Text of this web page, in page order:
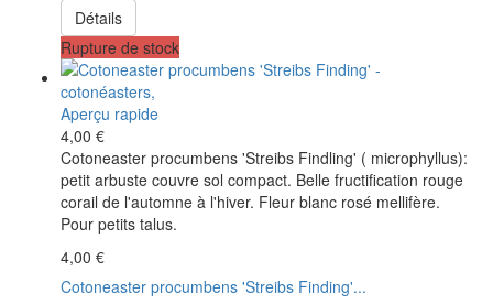
Détails
Rupture de stock
Aperçu rapide
4,00 €
Cotoneaster procumbens 'Streibs Findling' ( microphyllus):
petit arbuste couvre sol compact. Belle fructification rouge
corail de l'automne à l'hiver. Fleur blanc rosé mellifère.
Pour petits talus.
4,00 €
Cotoneaster procumbens 'Streibs Finding'...